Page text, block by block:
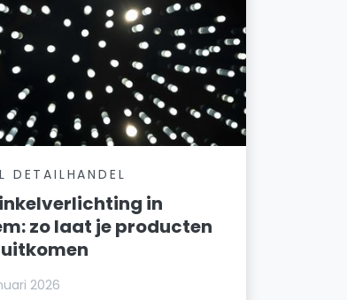
DETAILHANDEL
in
zo laat je producten
2026